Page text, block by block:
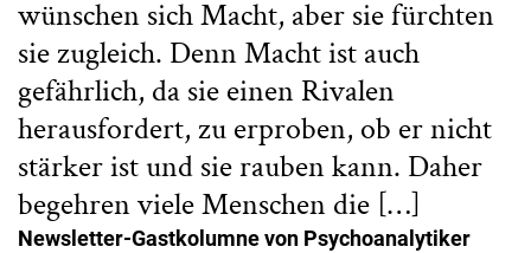
wünschen sich Macht, aber sie fürchten
sie zugleich. Denn Macht ist auch
gefährlich, da sie einen Rivalen
herausfordert, zu erproben, ob er nicht
stärker ist und sie rauben kann. Daher
begehren viele Menschen die […]
Newsletter-Gastkolumne von Psychoanalytiker